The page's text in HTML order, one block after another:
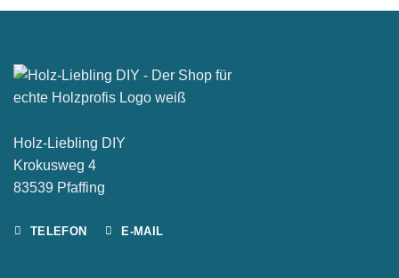
Holz-Liebling DIY
Krokusweg 4
83539 Pfaffing
TELEFON E-MAIL